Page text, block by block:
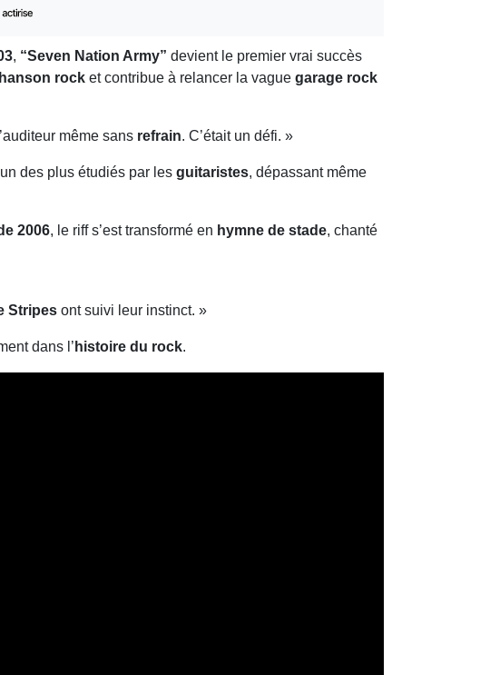
, “Seven Nation Army” devient le premier vrai succès
rock et contribue à relancer la vague garage rock
même sans refrain. C’était un défi. »
des plus étudiés par les guitaristes, dépassant même
2006, le riff s’est transformé en hymne de stade, chanté
Stripes ont suivi leur instinct. »
dans l’ histoire du rock.